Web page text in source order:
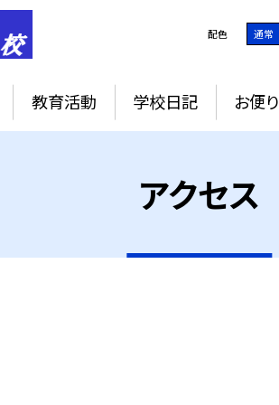
配色 通常
教育活動 学校日記 お便り
アクセス